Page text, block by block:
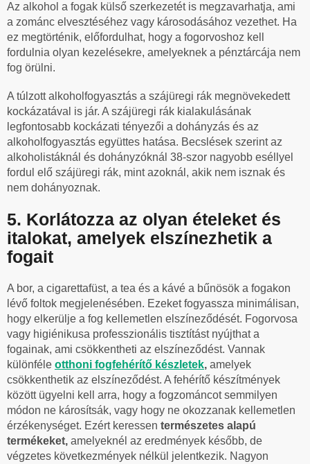
Az alkohol a fogak külső szerkezetét is megzavarhatja, ami
a zománc elvesztéséhez vagy károsodásához vezethet. Ha
ez megtörténik, előfordulhat, hogy a fogorvoshoz kell
fordulnia olyan kezelésekre, amelyeknek a pénztárcája nem
fog örülni.
A túlzott alkoholfogyasztás a szájüregi rák megnövekedett
kockázatával is jár. A szájüregi rák kialakulásának
legfontosabb kockázati tényezői a dohányzás és az
alkoholfogyasztás együttes hatása. Becslések szerint az
alkoholistáknál és dohányzóknál 38-szor nagyobb eséllyel
fordul elő szájüregi rák, mint azoknál, akik nem isznak és
nem dohányoznak.
5. Korlátozza az olyan ételeket és
italokat, amelyek elszínezhetik a
fogait
A bor, a cigarettafüst, a tea és a kávé a bűnösök a fogakon
lévő foltok megjelenésében. Ezeket fogyassza minimálisan,
hogy elkerülje a fog kellemetlen elszíneződését. Fogorvosa
vagy higiénikusa professzionális tisztítást nyújthat a
fogainak, ami csökkentheti az elszíneződést. Vannak
különféle otthoni fogfehérítő készletek, amelyek
csökkenthetik az elszíneződést. A fehérítő készítmények
között ügyelni kell arra, hogy a fogzománcot semmilyen
módon ne károsítsák, vagy hogy ne okozzanak kellemetlen
érzékenységet. Ezért keressen természetes alapú
termékeket, amelyeknél az eredmények később, de
végzetes következmények nélkül jelentkezik. Nagyon